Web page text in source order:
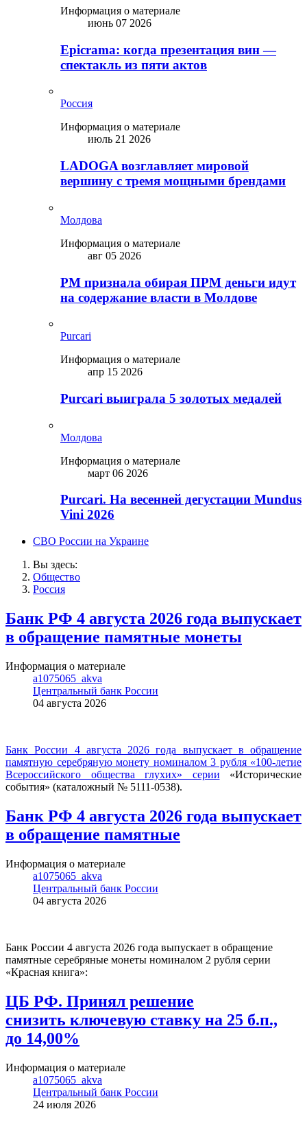
Информация о материале
июнь 07 2026
Epicrama: когда презентация вин —
спектакль из пяти актов
Россия
Информация о материале
июль 21 2026
LADOGA возглавляет мировой
вершину с тремя мощными брендами
Молдова
Информация о материале
авг 05 2026
PM признала обирая ПРМ деньги идут
на содержание власти в Молдове
Purcari
Информация о материале
апр 15 2026
Purcari выиграла 5 золотых медалей
Молдова
Информация о материале
март 06 2026
Purcari. На весенней дегустации Mundus
Vini 2026
СВО России на Украине
Вы здесь:
Общество
Россия
Банк РФ 4 августа 2026 года выпускает
в обращение памятные монеты
Информация о материале
a1075065_akva
Центральный банк России
04 августа 2026
Банк России 4 августа 2026 года выпускает в обращение
памятную серебряную монету номиналом 3 рубля «100-летие
Всероссийского общества глухих» серии «Исторические
события» (каталожный № 5111-0538).
Банк РФ 4 августа 2026 года выпускает
в обращение памятные
Информация о материале
a1075065_akva
Центральный банк России
04 августа 2026
Банк России 4 августа 2026 года выпускает в обращение
памятные серебряные монеты номиналом 2 рубля серии
«Красная книга»:
ЦБ РФ. Принял решение
снизить ключевую ставку на 25 б.п.,
до 14,00%
Информация о материале
a1075065_akva
Центральный банк России
24 июля 2026